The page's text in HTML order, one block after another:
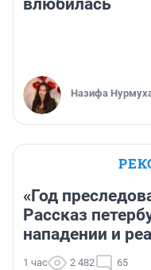
влюбилась
Назифа
«Год
Рассказ
нападении и
1 час 2 482 65